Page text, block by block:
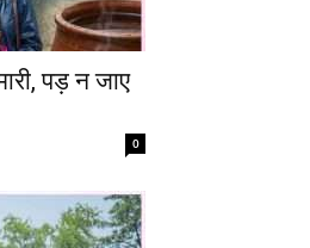
पड़ न जाए
0